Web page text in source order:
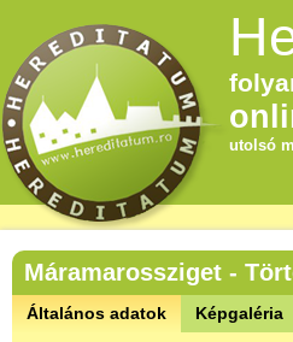
utolsó
Máramarossziget -
Általános adatok Képgaléria